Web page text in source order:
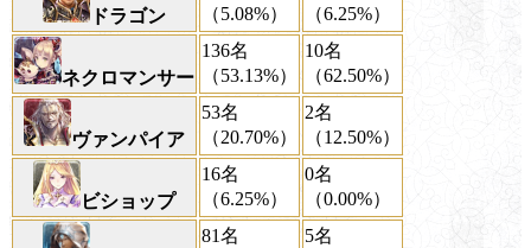
ドラゴン
（5.08%）
（6.25%）
ネクロマンサー
136名
（53.13%）
10名
（62.50%）
ヴァンパイア
53名
（20.70%）
2名
（12.50%）
ビショップ
16名
（6.25%）
0名
（0.00%）
81名
5名